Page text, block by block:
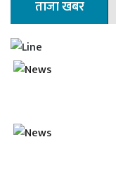
ताजा खबर